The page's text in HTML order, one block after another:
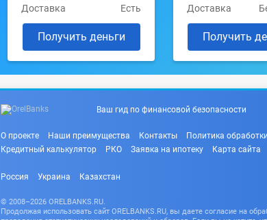
Доставка
Есть
Получить деньги
Доставка
Получить
Ваш гид по финансовой безопасности
О проекте Наши преимущества Контакты Политика
Кредитный калькулятор
РКО Заявка на ипотеку Карта сайта
Россия Украина Казахстан
© 2008–2026 ORELBANKS.RU.
Продолжая использовать сайт ORELBANKS.RU, вы даете согласие на